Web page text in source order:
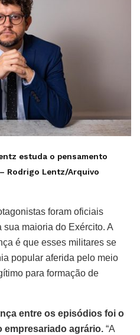
estuda o pensamento
Rodrigo Lentz/Arquivo
foram oficiais
sua maioria do Exército. A
é que esses militares se
popular aferida pelo meio
para formação de
entre os episódios foi o
empresariado agrário. “A